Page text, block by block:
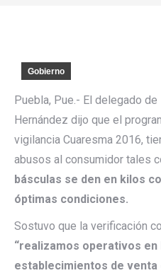
Gobierno
Puebla, Pue.- El delegado de
Hernández dijo que el
vigilancia Cuaresma 2016,
abusos al consumidor tales
básculas se den en kilos
óptimas condiciones.
Sostuvo que la verificación
“realizamos operativos
establecimientos de venta